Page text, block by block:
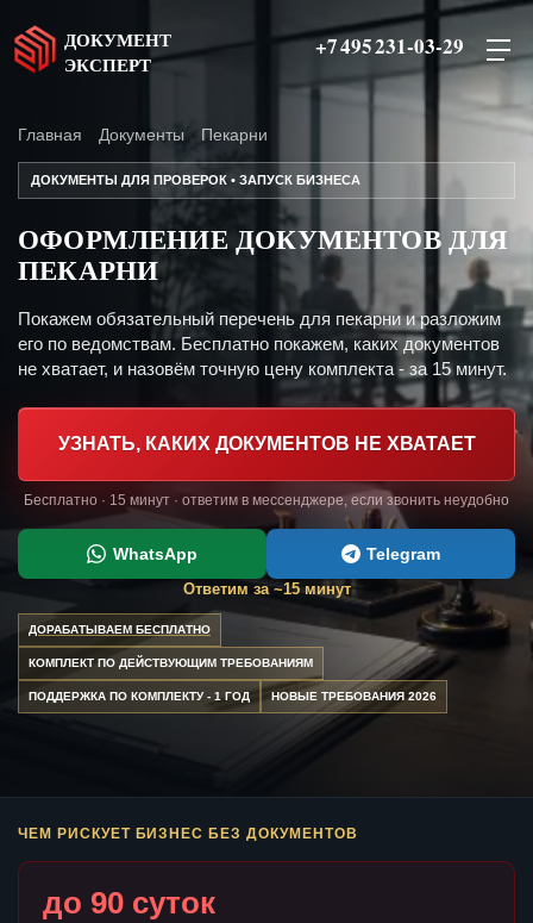
ДОКУМЕНТ
ЭКСПЕРТ
+7 495 231-03-29
Главная Документы Пекарни
ДОКУМЕНТЫ ДЛЯ ПРОВЕРОК • ЗАПУСК БИЗНЕСА
ОФОРМЛЕНИЕ ДОКУМЕНТОВ ДЛЯ
ПЕКАРНИ
Покажем обязательный перечень для пекарни и разложим
его по ведомствам. Бесплатно покажем, каких документов
не хватает, и назовём точную цену комплекта - за 15 минут.
УЗНАТЬ, КАКИХ ДОКУМЕНТОВ НЕ ХВАТАЕТ
Бесплатно · 15 минут · ответим в мессенджере, если звонить неудобно
WhatsApp Telegram
Ответим за ~15 минут
ДОРАБАТЫВАЕМ БЕСПЛАТНО
КОМПЛЕКТ ПО ДЕЙСТВУЮЩИМ ТРЕБОВАНИЯМ
ПОДДЕРЖКА ПО КОМПЛЕКТУ - 1 ГОД НОВЫЕ ТРЕБОВАНИЯ 2026
ЧЕМ РИСКУЕТ БИЗНЕС БЕЗ ДОКУМЕНТОВ
до 90 суток